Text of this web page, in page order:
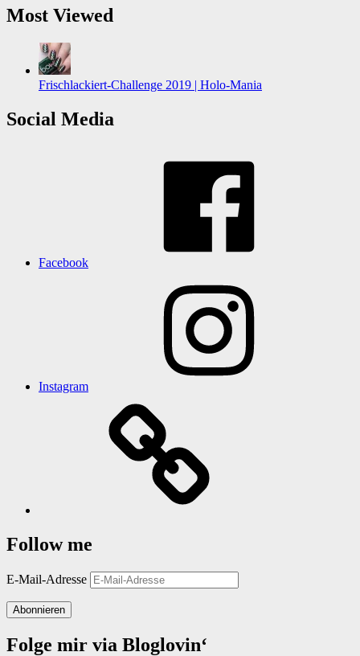
Most Viewed
Frischlackiert-Challenge 2019 | Holo-Mania
Social Media
Facebook
Instagram
Follow me
E-Mail-Adresse
Abonnieren
Folge mir via Bloglovin‘